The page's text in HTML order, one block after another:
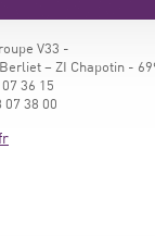
V33 -
– ZI Chapotin -
36 15
07 38 00